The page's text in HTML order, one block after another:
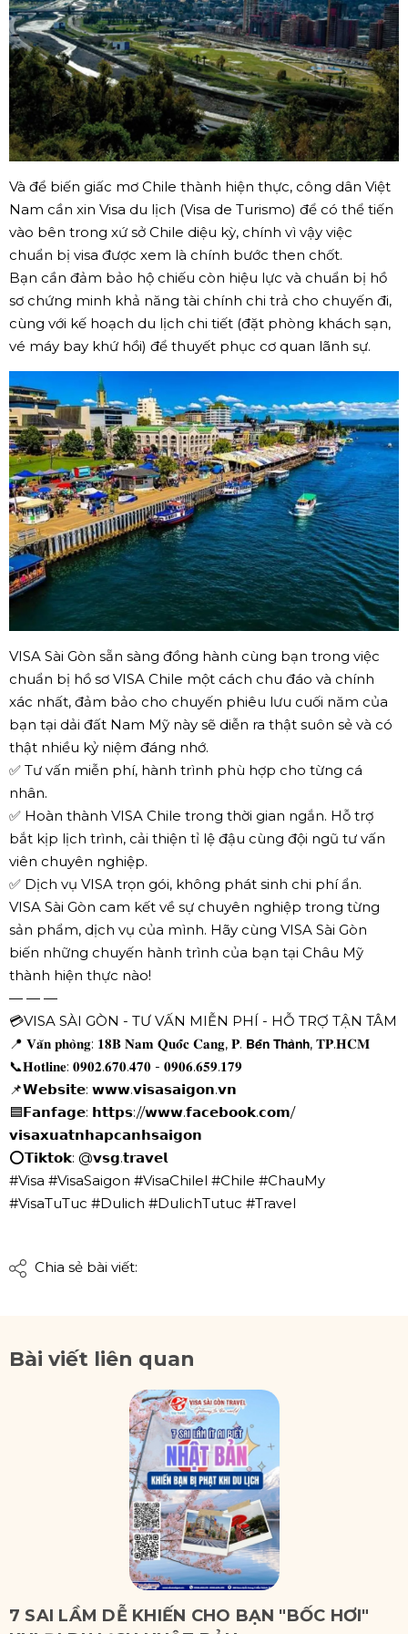
Và để biến giấc mơ Chile thành hiện thực, công dân Việt
Nam cần xin Visa du lịch (Visa de Turismo) để có thể tiến
vào bên trong xứ sở Chile diệu kỳ, chính vì vậy việc
chuẩn bị visa được xem là chính bước then chốt.
Bạn cần đảm bảo hộ chiếu còn hiệu lực và chuẩn bị hồ
sơ chứng minh khả năng tài chính chi trả cho chuyến đi,
cùng với kế hoạch du lịch chi tiết (đặt phòng khách sạn,
vé máy bay khứ hồi) để thuyết phục cơ quan lãnh sự.
VISA Sài Gòn sẵn sàng đồng hành cùng bạn trong việc
chuẩn bị hồ sơ VISA Chile một cách chu đáo và chính
xác nhất, đảm bảo cho chuyến phiêu lưu cuối năm của
bạn tại dải đất Nam Mỹ này sẽ diễn ra thật suôn sẻ và có
thật nhiều kỷ niệm đáng nhớ.
✅ Tư vấn miễn phí, hành trình phù hợp cho từng cá
nhân.
✅ Hoàn thành VISA Chile trong thời gian ngắn. Hỗ trợ
bắt kịp lịch trình, cải thiện tỉ lệ đậu cùng đội ngũ tư vấn
viên chuyên nghiệp.
✅ Dịch vụ VISA trọn gói, không phát sinh chi phí ẩn.
VISA Sài Gòn cam kết về sự chuyên nghiệp trong từng
sản phẩm, dịch vụ của mình. Hãy cùng VISA Sài Gòn
biến những chuyến hành trình của bạn tại Châu Mỹ
thành hiện thực nào!
— — —
💳VISA SÀI GÒN - TƯ VẤN MIỄN PHÍ - HỖ TRỢ TẬN TÂM
📍 𝐕𝐚̆𝐧 𝐩𝐡𝐨̀𝐧𝐠: 𝟏𝟖𝐁 𝐍𝐚𝐦 𝐐𝐮𝐨̂́𝐜 𝐂𝐚𝐧𝐠, 𝐏. 𝗕𝗲̂́𝗻 𝗧𝗵𝗮̀𝗻𝗵, 𝐓𝐏.𝐇𝐂𝐌
📞𝐇𝐨𝐭𝐥𝐢𝐧𝐞: 𝟎𝟗𝟎𝟐.𝟔𝟕𝟎.𝟒𝟕𝟎 - 𝟎𝟗𝟎𝟔.𝟔𝟓𝟗.𝟏𝟕𝟗
📌𝗪𝗲𝗯𝘀𝗶𝘁𝗲: 𝘄𝘄𝘄.𝘃𝗶𝘀𝗮𝘀𝗮𝗶𝗴𝗼𝗻.𝘃𝗻
🟦𝗙𝗮𝗻𝗳𝗮𝗴𝗲: 𝗵𝘁𝘁𝗽𝘀://𝘄𝘄𝘄.𝗳𝗮𝗰𝗲𝗯𝗼𝗼𝗸.𝗰𝗼𝗺/
𝘃𝗶𝘀𝗮𝘅𝘂𝗮𝘁𝗻𝗵𝗮𝗽𝗰𝗮𝗻𝗵𝘀𝗮𝗶𝗴𝗼𝗻
⭕𝗧𝗶𝗸𝘁𝗼𝗸: @𝘃𝘀𝗴.𝘁𝗿𝗮𝘃𝗲𝗹
#Visa #VisaSaigon #VisaChilel #Chile #ChauMy
#VisaTuTuc #Dulich #DulichTutuc #Travel
Chia sẻ bài viết:
Bài viết liên quan
7 SAI LẦM DỄ KHIẾN CHO BẠN "BỐC HƠI"